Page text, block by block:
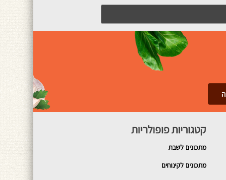
קטגוריות פופולריות
מתכונים לשבת
מתכונים לקינוחים